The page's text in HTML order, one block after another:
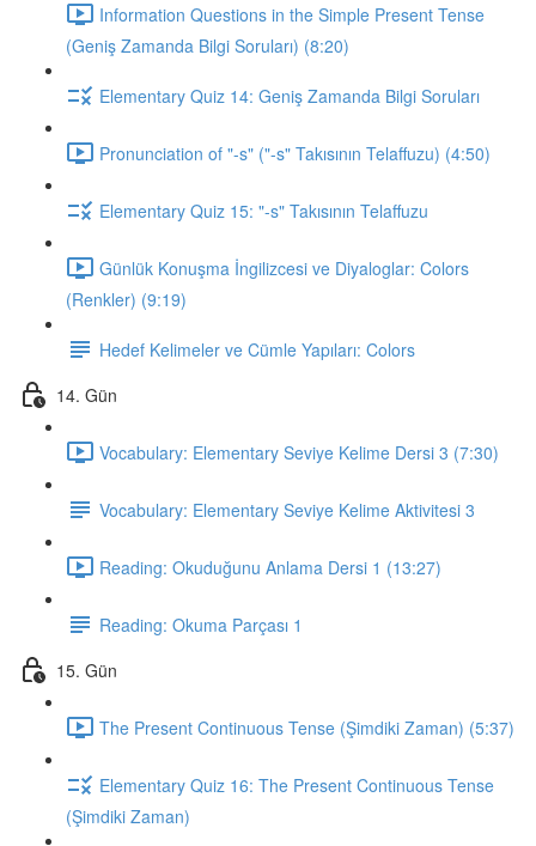
Information Questions in the Simple Present Tense
(Geniş Zamanda Bilgi Soruları) (8:20)
Elementary Quiz 14: Geniş Zamanda Bilgi Soruları
Pronunciation of "-s" ("-s" Takısının Telaffuzu) (4:50)
Elementary Quiz 15: "-s" Takısının Telaffuzu
Günlük Konuşma İngilizcesi ve Diyaloglar: Colors
(Renkler) (9:19)
Hedef Kelimeler ve Cümle Yapıları: Colors
14. Gün
Vocabulary: Elementary Seviye Kelime Dersi 3 (7:30)
Vocabulary: Elementary Seviye Kelime Aktivitesi 3
Reading: Okuduğunu Anlama Dersi 1 (13:27)
Reading: Okuma Parçası 1
15. Gün
The Present Continuous Tense (Şimdiki Zaman) (5:37)
Elementary Quiz 16: The Present Continuous Tense
(Şimdiki Zaman)